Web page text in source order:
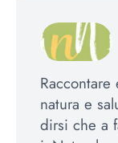
natura e
dirsi che a